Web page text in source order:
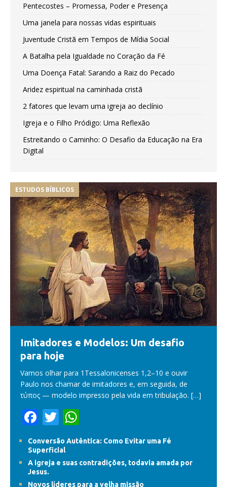
Pentecostes – Promessa, Poder e Presença
Uma janela para nossas vidas espirituais
Juventude Cristã em Tempos de Mídia Social
A Batalha pela Igualdade no Coração da Fé
Uma Doença Fatal: Sarando a Raiz do Pecado
Aridez espiritual na caminhada cristã
2 fatores que levam uma igreja ao declínio
Igreja e o Filho Pródigo: Uma Reflexão
Estreitando o Caminho: O Desafio da Educação na Era
Digital
ESTUDOS BÍBLICOS
Imitadores e Modelos: Um desafio
para hoje
Vamos olhar para 1Tessalonicenses 1,2–10 e ouvir
Paulo nos chamar de imitadores e, em seguida, de
τύπος — modelo impresso pela vida em tribulação. […]
F
e
b
o
T
w
itt
er
h
at
s
A
Conversão Autêntica: Como Evitar uma Fé
Superficial
A igreja e suas contradições, todavia amada por
Jesus.
Novos líderes para a velha missão